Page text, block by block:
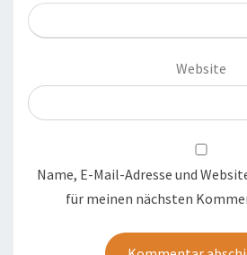
Website
Name, E-Mail-Adresse und
für meinen nächsten